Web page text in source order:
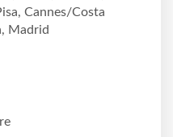
Cannes/Costa
Madrid